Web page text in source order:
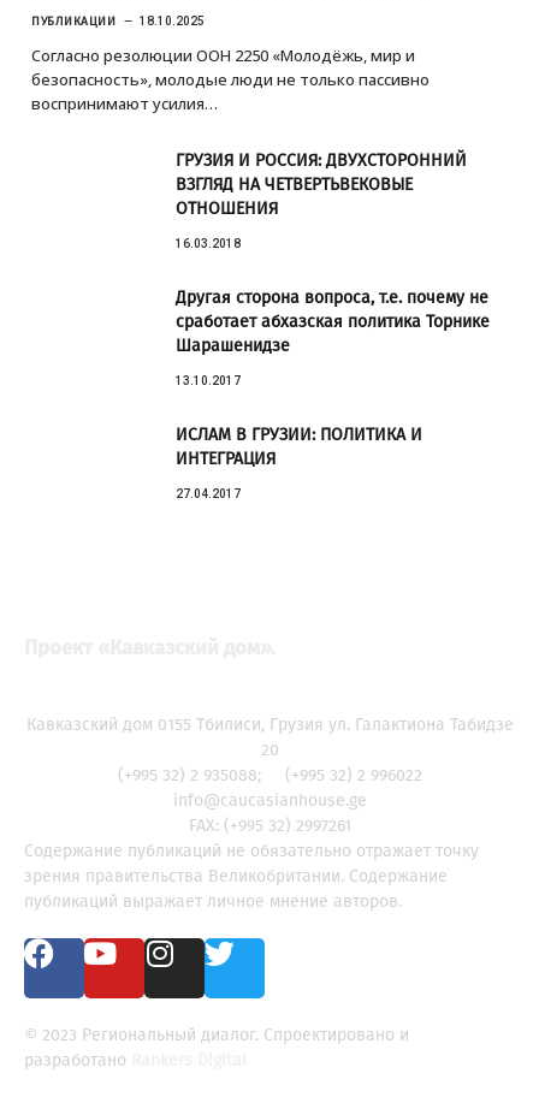
ПУБЛИКАЦИИ 18.10.2025
Согласно резолюции ООН 2250 «Молодёжь, мир и
безопасность», молодые люди не только пассивно
воспринимают усилия…
ГРУЗИЯ И РОССИЯ: ДВУХСТОРОННИЙ
ВЗГЛЯД НА ЧЕТВЕРТЬВЕКОВЫЕ
ОТНОШЕНИЯ
16.03.2018
Другая сторона вопроса, т.е. почему не
сработает абхазская политика Торнике
Шарашенидзе
13.10.2017
ИСЛАМ В ГРУЗИИ: ПОЛИТИКА И
ИНТЕГРАЦИЯ
27.04.2017
Кавказский дом 0155 Тбилиси, Грузия ул. Галактиона Табидзе
20
(+995 32) 2 935088; (+995 32) 2 996022
info@caucasianhouse.ge
FAX: (+995 32) 2997261
Содержание публикаций не обязательно отражает точку
зрения правительства Великобритании. Содержание
публикаций выражает личное мнение авторов.
© 2023 Региональный диалог. Спроектировано и
разработано